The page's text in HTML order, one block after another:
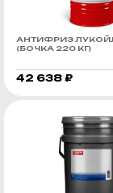
АНТИФРИЗ ЛУКОЙЛ
(БОЧКА 220 КГ)
42 638 ₽